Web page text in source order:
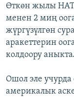
Өткөн жылы
менен 2 миң
жүргүзүлгөн
аракеттерин
колдоору
Ошол эле
америкалык